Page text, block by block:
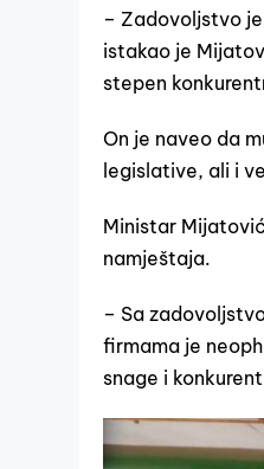
– Zadovoljstvo
istakao je
stepen
On je naveo da
legislative, ali i
Ministar
namještaja.
– Sa
firmama je
snage i